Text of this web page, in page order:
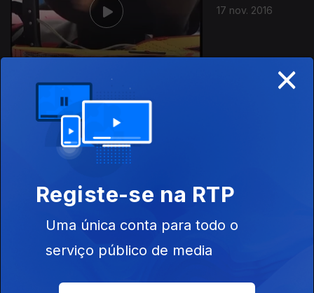
17 nov. 2016
×
Registe-se na RTP
Uma única conta para todo o
serviço público de media